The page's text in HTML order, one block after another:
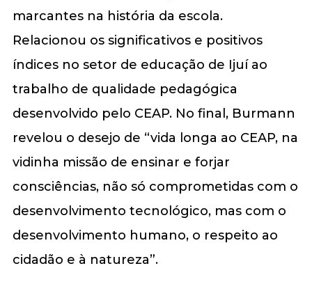
marcantes na história da escola.
Relacionou os significativos e positivos
índices no setor de educação de Ijuí ao
trabalho de qualidade pedagógica
desenvolvido pelo CEAP. No final, Burmann
revelou o desejo de “vida longa ao CEAP, na
vidinha missão de ensinar e forjar
consciências, não só comprometidas com o
desenvolvimento tecnológico, mas com o
desenvolvimento humano, o respeito ao
cidadão e à natureza”.